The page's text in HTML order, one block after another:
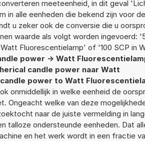
meeteenheid, in dit geval
in alle eenheden die bekend zijn voor de
u zeker ook de conversie die u
waarde als volgt worden ingevoerd:
Fluorescentielamp' of '100 SCP in
power -> Watt
candle power naar Watt
power to Watt
onmiddellijk in welke eenheid de
Ongeacht welke van deze
naar de juiste vermelding in
talloze ondersteunde eenheden. Dat
en het werk wordt in een fractie